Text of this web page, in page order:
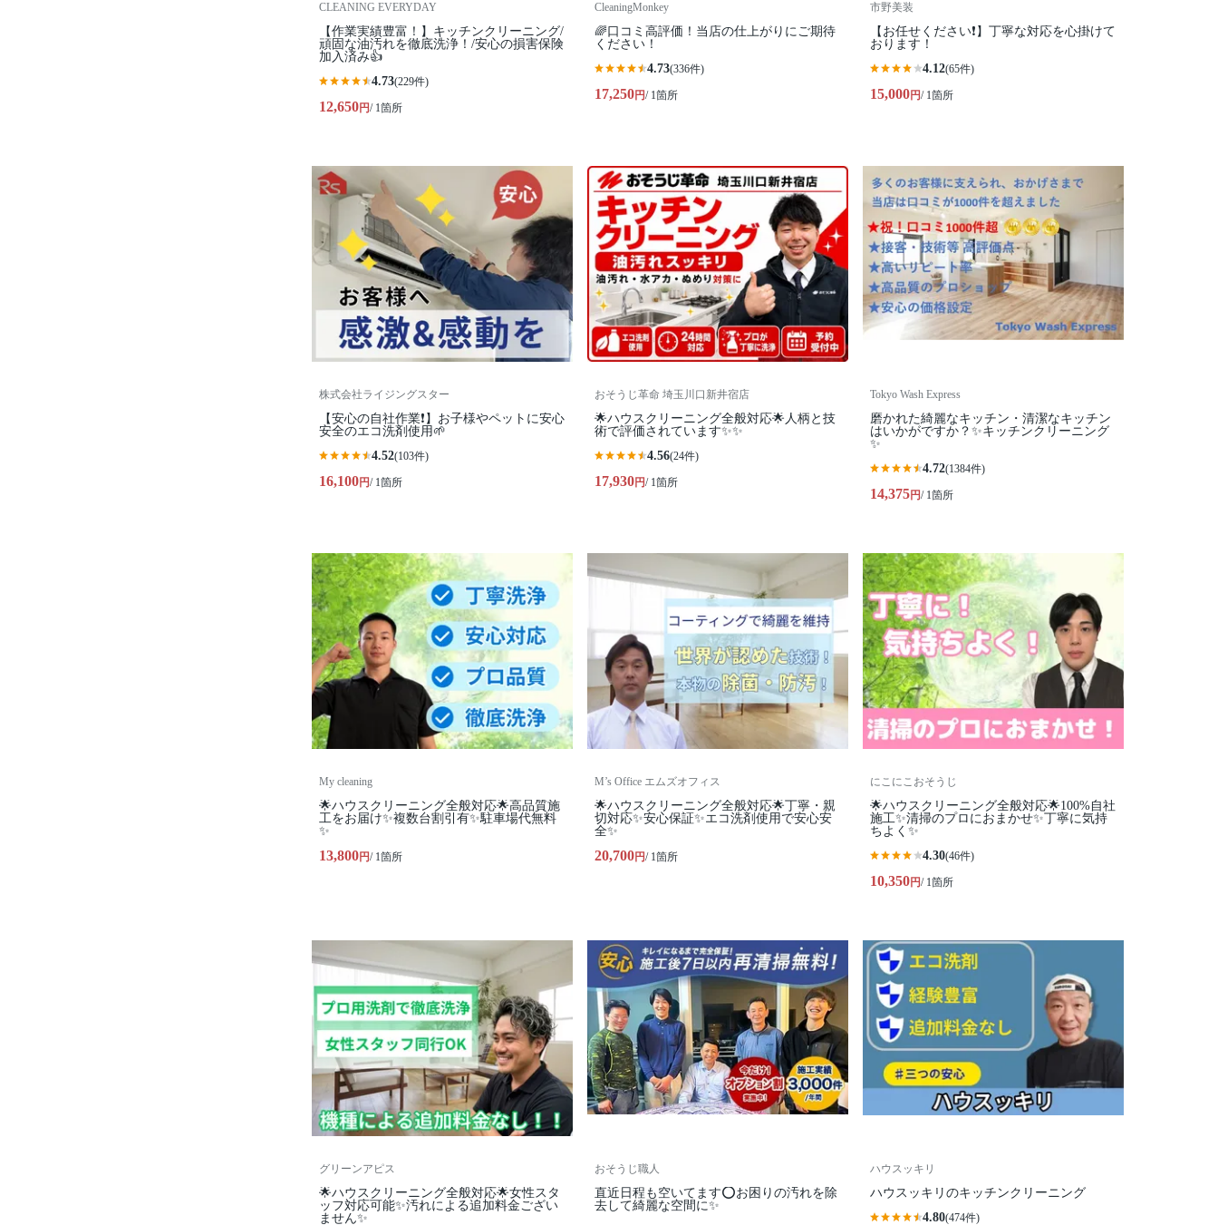
CLEANING EVERYDAY
【作業実績豊富！】キッチンクリーニング/
頑固な油汚れを徹底洗浄！/安心の損害保険
加入済み👍
4.73(229件)
12,650円/ 1箇所
CleaningMonkey
🌈口コミ高評価！当店の仕上がりにご期待
ください！
4.73(336件)
17,250円/ 1箇所
市野美装
【お任せください❗️】丁寧な対応を心掛けて
おります！
4.12(65件)
15,000円/ 1箇所
株式会社ライジングスター
【安心の自社作業❗️】お子様やペットに安心
安全のエコ洗剤使用🌱
4.52(103件)
16,100円/ 1箇所
おそうじ革命 埼玉川口新井宿店
🌟ハウスクリーニング全般対応🌟人柄と技
術で評価されています✨✨
4.56(24件)
17,930円/ 1箇所
Tokyo Wash Express
磨かれた綺麗なキッチン・清潔なキッチン
はいかがですか？✨キッチンクリーニング
✨
4.72(1384件)
14,375円/ 1箇所
My cleaning
🌟ハウスクリーニング全般対応🌟高品質施
工をお届け✨複数台割引有✨駐車場代無料
✨
13,800円/ 1箇所
M’s Office エムズオフィス
🌟ハウスクリーニング全般対応🌟丁寧・親
切対応✨安心保証✨エコ洗剤使用で安心安
全✨
20,700円/ 1箇所
にこにこおそうじ
🌟ハウスクリーニング全般対応🌟100%自社
施工✨清掃のプロにおまかせ✨丁寧に気持
ちよく✨
4.30(46件)
10,350円/ 1箇所
グリーンアピス
🌟ハウスクリーニング全般対応🌟女性スタ
ッフ対応可能✨汚れによる追加料金ござい
ません✨
おそうじ職人
直近日程も空いてます⭕️お困りの汚れを除
去して綺麗な空間に✨
ハウスッキリ
ハウスッキリのキッチンクリーニング
4.80(474件)